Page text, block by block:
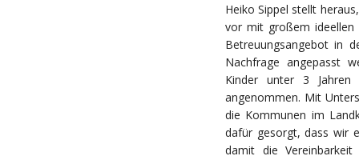
Heiko Sippel stellt
vor mit großem ideellen
Betreuungsangebot in
Nachfrage angepasst
Kinder unter 3
angenommen. Mit
die Kommunen im
dafür gesorgt, dass wir
damit die